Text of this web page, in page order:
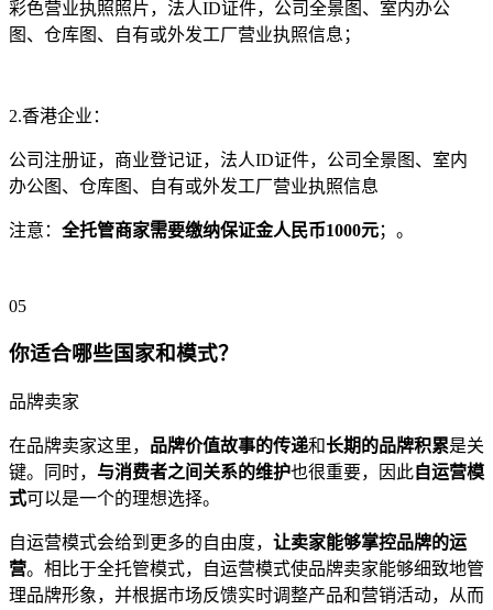
彩色营业执照照片，法人ID证件，公司全景图、室内办公
图、仓库图、自有或外发工厂营业执照信息；
2.香港企业：
公司注册证，商业登记证，法人ID证件，公司全景图、室内
办公图、仓库图、自有或外发工厂营业执照信息
注意： 全托管商家需要缴纳保证金人民币1000元；。
05
你适合哪些国家和模式？
品牌卖家
在品牌卖家这里， 品牌价值故事的传递和长期的品牌积累是关
键。同时， 与消费者之间关系的维护也很重要，因此自运营模
式可以是一个的理想选择。
自运营模式会给到更多的自由度， 让卖家能够掌控品牌的运
营。相比于全托管模式，自运营模式使品牌卖家能够细致地管
理品牌形象，并根据市场反馈实时调整产品和营销活动，从而